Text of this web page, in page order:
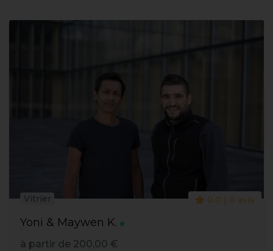
Yoni & Maywen K.
Vitrier 0.0 | 0 avis
à partir de 200,00 €